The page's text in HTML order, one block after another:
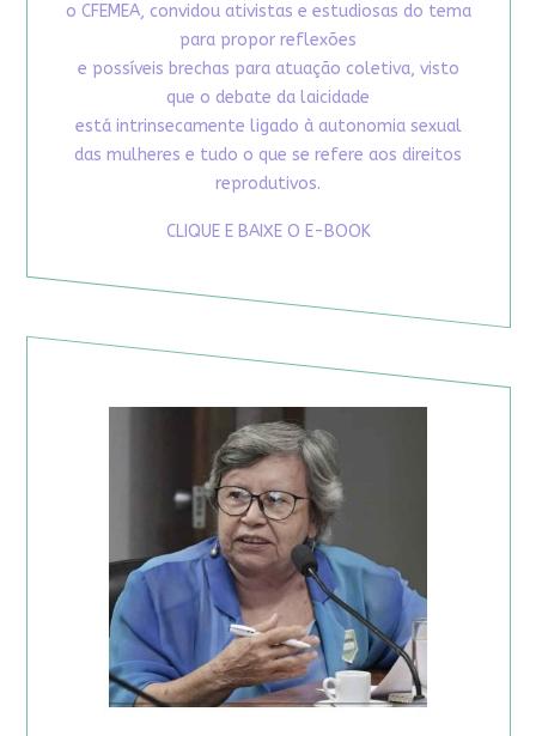
o CFEMEA, convidou ativistas e estudiosas do tema
para propor reflexões
e possíveis brechas para atuação coletiva, visto
que o debate da laicidade
está intrinsecamente ligado à autonomia sexual
das mulheres e tudo o que se refere aos direitos
reprodutivos.
CLIQUE E BAIXE O E-BOOK